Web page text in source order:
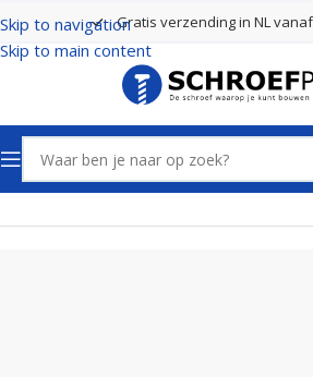
Skip to navigation
Skip to main content
Gratis verzending in NL vanaf
Home Poort- en hekbeslag Hengen